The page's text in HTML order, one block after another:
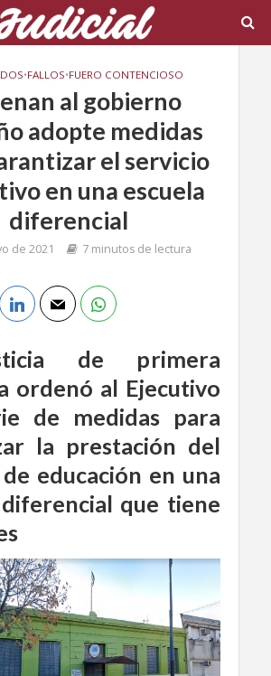
•FALLOS•FUERO CONTENCIOSO
al gobierno
adopte medidas
el servicio
en una escuela
diferencial
de 2021 7 minutos de lectura
de primera
ordenó al Ejecutivo
de medidas para
la prestación del
educación en una
l que tiene